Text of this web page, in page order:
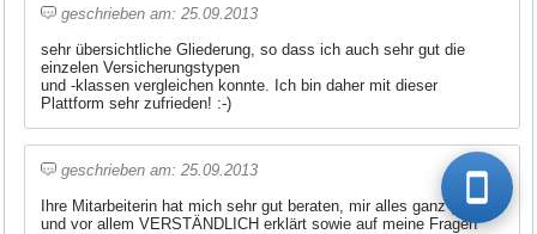
geschrieben am: 25.09.2013
sehr übersichtliche Gliederung, so dass ich auch sehr gut die
einzelen Versicherungstypen
und -klassen vergleichen konnte. Ich bin daher mit dieser
Plattform sehr zufrieden! :-)
geschrieben am: 25.09.2013
Ihre Mitarbeiterin hat mich sehr gut beraten, mir alles ganz genau
und vor allem VERSTÄNDLICH erklärt sowie auf meine Fragen